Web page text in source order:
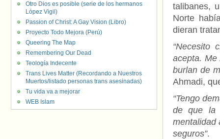
talibanes,
Norte
dieran
“Necesito
acepta. Me
burlan de
Ahmadi,
“Tengo
de que la
mentalidad
seguros”.
Otro Dios es posible (serie de los hermanos
López Vigil)
Passion of Christ: A Gay Vision (Libro)
Proyecto Todo Mejora (Perú)
Queering The Map
Remembering Our Dead
Teología Indecente
Trans Lives Matter (Recordando a Nuestros
Muertos/listado personas trans asesinadas)
Tu vida va a mejorar
WEB Islam